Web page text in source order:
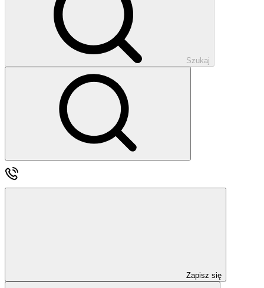
Szukaj
Zapisz się